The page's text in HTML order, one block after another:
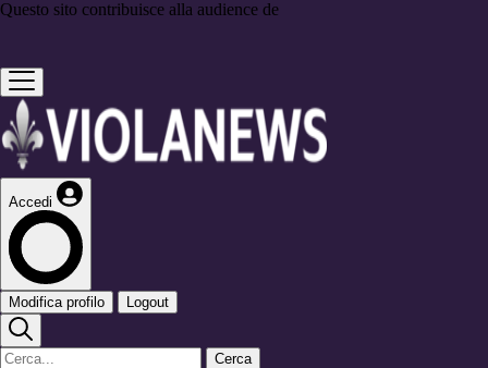
Questo sito contribuisce alla audience de
Accedi
Modifica profilo Logout
Cerca